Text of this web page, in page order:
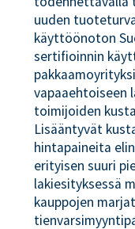
uuden
käyttöönoton
sertifioinnin
vapaaehtoiseen
toimijoiden
Lisääntyvät
hintapaineita
erityisen suuri
lakiesityksessä
kauppojen